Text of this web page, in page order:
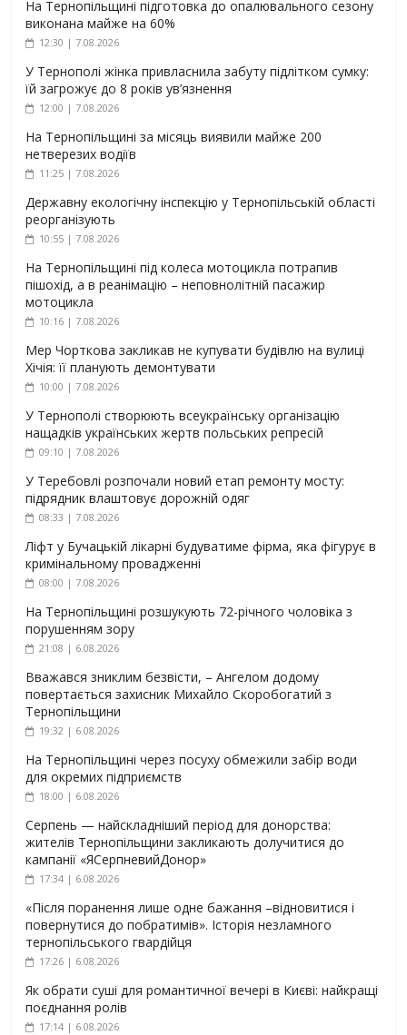
На Тернопільщині підготовка до опалювального сезону
виконана майже на 60%
12:30 | 7.08.2026
У Тернополі жінка привласнила забуту підлітком сумку:
їй загрожує до 8 років ув’язнення
12:00 | 7.08.2026
На Тернопільщині за місяць виявили майже 200
нетверезих водіїв
11:25 | 7.08.2026
Державну екологічну інспекцію у Тернопільській області
реорганізують
10:55 | 7.08.2026
На Тернопільщині під колеса мотоцикла потрапив
пішохід, а в реанімацію – неповнолітній пасажир
мотоцикла
10:16 | 7.08.2026
Мер Чорткова закликав не купувати будівлю на вулиці
Хічія: її планують демонтувати
10:00 | 7.08.2026
У Тернополі створюють всеукраїнську організацію
нащадків українських жертв польських репресій
09:10 | 7.08.2026
У Теребовлі розпочали новий етап ремонту мосту:
підрядник влаштовує дорожній одяг
08:33 | 7.08.2026
Ліфт у Бучацькій лікарні будуватиме фірма, яка фігурує в
кримінальному провадженні
08:00 | 7.08.2026
На Тернопільщині розшукують 72-річного чоловіка з
порушенням зору
21:08 | 6.08.2026
Вважався зниклим безвісти, – Ангелом додому
повертається захисник Михайло Скоробогатий з
Тернопільщини
19:32 | 6.08.2026
На Тернопільщині через посуху обмежили забір води
для окремих підприємств
18:00 | 6.08.2026
Серпень — найскладніший період для донорства:
жителів Тернопільщини закликають долучитися до
кампанії «ЯСерпневийДонор»
17:34 | 6.08.2026
«Після поранення лише одне бажання –відновитися і
повернутися до побратимів». Історія незламного
тернопільського гвардійця
17:26 | 6.08.2026
Як обрати суші для романтичної вечері в Києві: найкращі
поєднання ролів
17:14 | 6.08.2026